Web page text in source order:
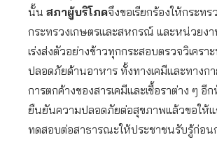
นั้น สภาผู้บริโภคจึงขอเรียกร้องให้กระท
กระทรวงเกษตรและสหกรณ์ และหน่วยงา
เร่งส่งตัวอย่างข้าวทุกกระสอบตรวจวิเคร
ปลอดภัยด้านอาหาร ทั้งทางเคมีและทางก
การตกค้างของสารเคมีและเชื้อราต่าง ๆ อี
ยืนยันความปลอดภัยต่อสุขภาพแล้วขอให้แ
ทดสอบต่อสาธารณะให้ประชาชนรับรู้ก่อน